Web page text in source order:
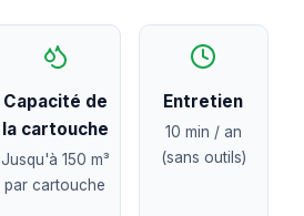
Capacité de
la cartouche
Jusqu'à 150 m³
par cartouche
Entretien
10 min / an
(sans outils)